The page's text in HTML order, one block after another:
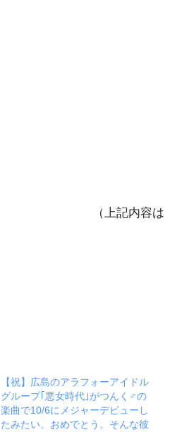
（上記内容は
【祝】広島のアラフォーアイドル
グループ｢悪女時代｣がつんく♂の
楽曲で10/6にメジャーデビューし
たみたい。おめでとう。そんな彼